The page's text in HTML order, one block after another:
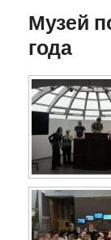
Музей
года